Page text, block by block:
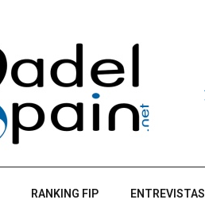
RANKING FIP ENTREVISTAS